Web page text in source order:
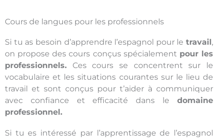
Cours de langues pour les professionnels
Si tu as besoin d’apprendre l’espagnol pour le travail,
on propose des cours conçus spécialement pour les
professionnels. Ces cours se concentrent sur le
vocabulaire et les situations courantes sur le lieu de
travail et sont conçus pour t’aider à communiquer
avec confiance et efficacité dans le domaine
professionnel.
Si tu es intéressé par l’apprentissage de l’espagnol